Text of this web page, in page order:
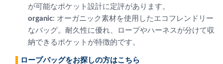
が可能なポケット設計に定評があります。
organic: オーガニック素材を使用したエコフレンドリー
なバッグ。耐久性に優れ、ロープやハーネスが分けて収
納できるポケットが特徴的です。
ロープバッグをお探しの方はこちら